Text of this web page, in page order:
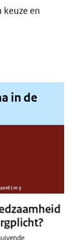
keuze en
in de